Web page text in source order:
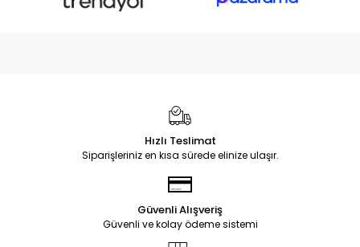
Hızlı Teslimat
Siparişleriniz en kısa sürede elinize ulaşır.
Güvenli Alışveriş
Güvenli ve kolay ödeme sistemi